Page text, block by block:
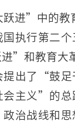
跃进”中的教
国执行第二个
”和教育大
提出了“鼓足
会主义”的总
治战线和